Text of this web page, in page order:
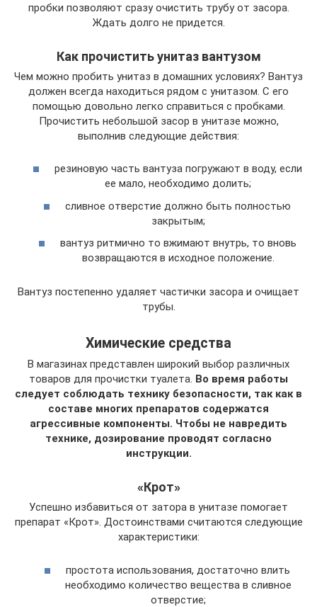
пробки позволяют сразу очистить трубу от засора.
Ждать долго не придется.
Как прочистить унитаз вантузом
Чем можно пробить унитаз в домашних условиях? Вантуз
должен всегда находиться рядом с унитазом. С его
помощью довольно легко справиться с пробками.
Прочистить небольшой засор в унитазе можно,
выполнив следующие действия:
резиновую часть вантуза погружают в воду, если
ее мало, необходимо долить;
сливное отверстие должно быть полностью
закрытым;
вантуз ритмично то вжимают внутрь, то вновь
возвращаются в исходное положение.
Вантуз постепенно удаляет частички засора и очищает
трубы.
Химические средства
В магазинах представлен широкий выбор различных
товаров для прочистки туалета. Во время работы
следует соблюдать технику безопасности, так как в
составе многих препаратов содержатся
агрессивные компоненты. Чтобы не навредить
технике, дозирование проводят согласно
инструкции.
«Крот»
Успешно избавиться от затора в унитазе помогает
препарат «Крот». Достоинствами считаются следующие
характеристики:
простота использования, достаточно влить
необходимо количество вещества в сливное
отверстие;